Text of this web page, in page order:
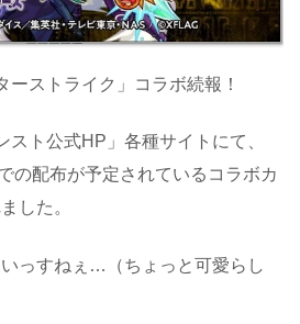
ーストライク」コラボ続報！
スト公式HP」各種サイトにて、
の配布が予定されているコラボカ
した。
っすねぇ…（ちょっと可愛らし